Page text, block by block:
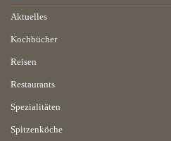
Aktuelles
Kochbücher
Reisen
Restaurants
Spezialitäten
Spitzenköche